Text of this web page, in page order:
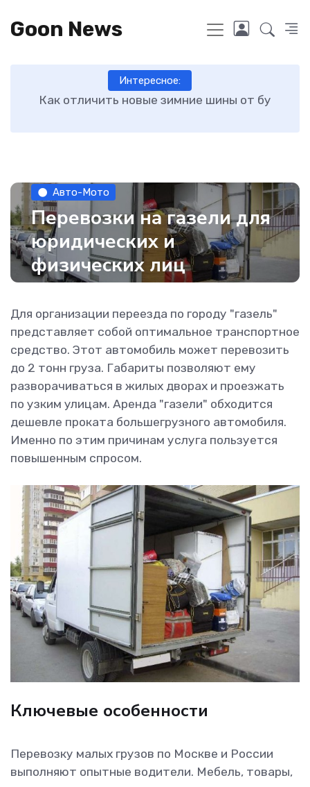
Goon News
Интересное:
Как отличить новые зимние шины от бу
Авто-Мото
Перевозки на газели для
юридических и
физических лиц
Для организации переезда по городу "газель"
представляет собой оптимальное транспортное
средство. Этот автомобиль может перевозить
до 2 тонн груза. Габариты позволяют ему
разворачиваться в жилых дворах и проезжать
по узким улицам. Аренда "газели" обходится
дешевле проката большегрузного автомобиля.
Именно по этим причинам услуга пользуется
повышенным спросом.
Ключевые особенности
Перевозку малых грузов по Москве и России
выполняют опытные водители. Мебель, товары,